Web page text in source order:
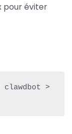
pour éviter
clawdbot >